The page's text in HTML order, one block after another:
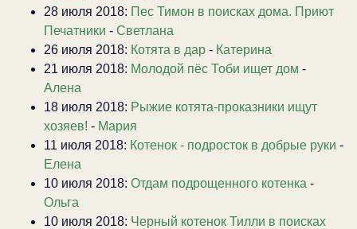
28 июля 2018: Пес Тимон в поисках дома. Приют
Печатники - Светлана
26 июля 2018: Котята в дар - Катерина
21 июля 2018: Молодой пёс Тоби ищет дом -
Алена
18 июля 2018: Рыжие котята-проказники ищут
хозяев! - Мария
11 июля 2018: Котенок - подросток в добрые руки -
Елена
10 июля 2018: Отдам подрощенного котенка -
Ольга
10 июля 2018: Черный котенок Тилли в поисках